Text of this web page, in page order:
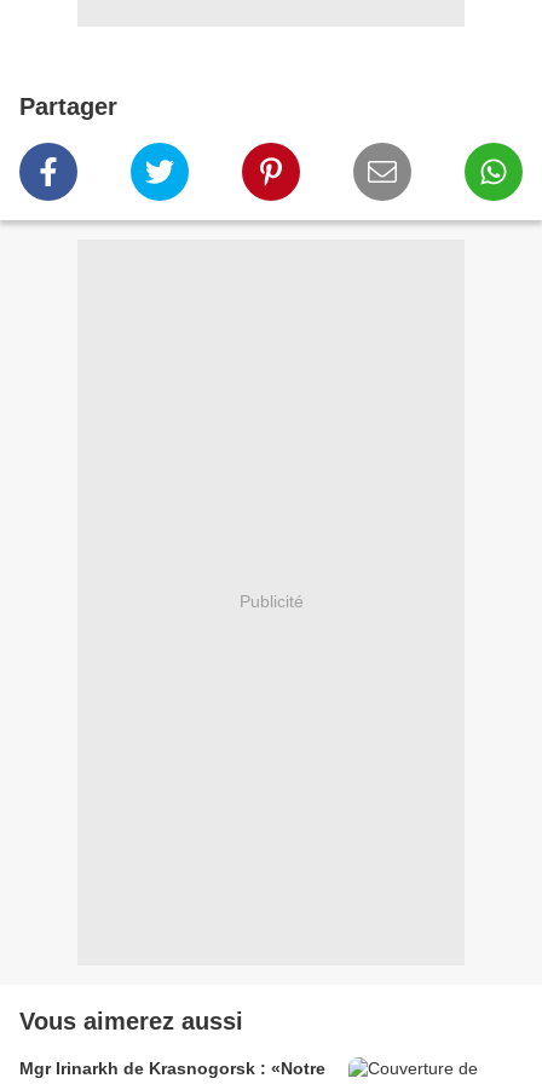
Partager
Publicité
Vous aimerez aussi
Mgr Irinarkh de Krasnogorsk : «Notre